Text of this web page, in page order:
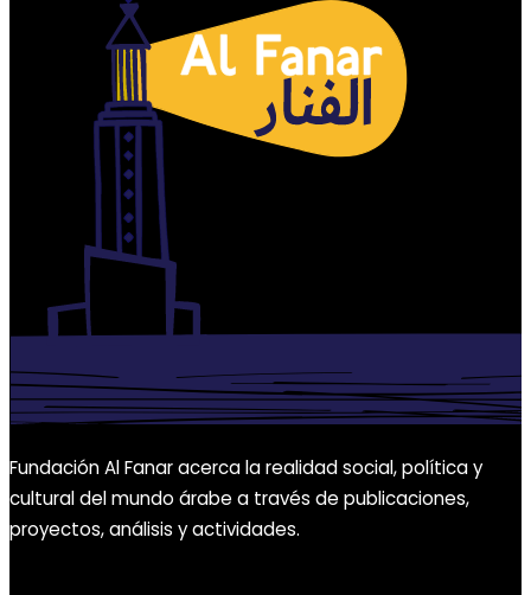
Fundación Al Fanar acerca la realidad social, política y
cultural del mundo árabe a través de publicaciones,
proyectos, análisis y actividades.